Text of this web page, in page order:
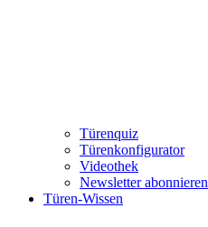
Türenquiz
Türenkonfigurator
Videothek
Newsletter abonnieren
Türen-Wissen